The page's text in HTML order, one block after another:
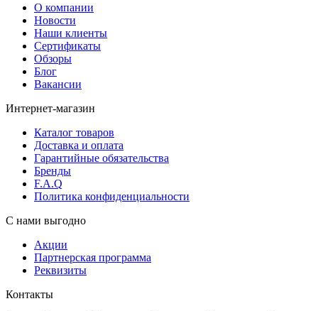
О компании
Новости
Наши клиенты
Сертификаты
Обзоры
Блог
Вакансии
Интернет-магазин
Каталог товаров
Доставка и оплата
Гарантийные обязательства
Бренды
F.A.Q
Политика конфиденциальности
С нами выгодно
Акции
Партнерская программа
Реквизиты
Контакты